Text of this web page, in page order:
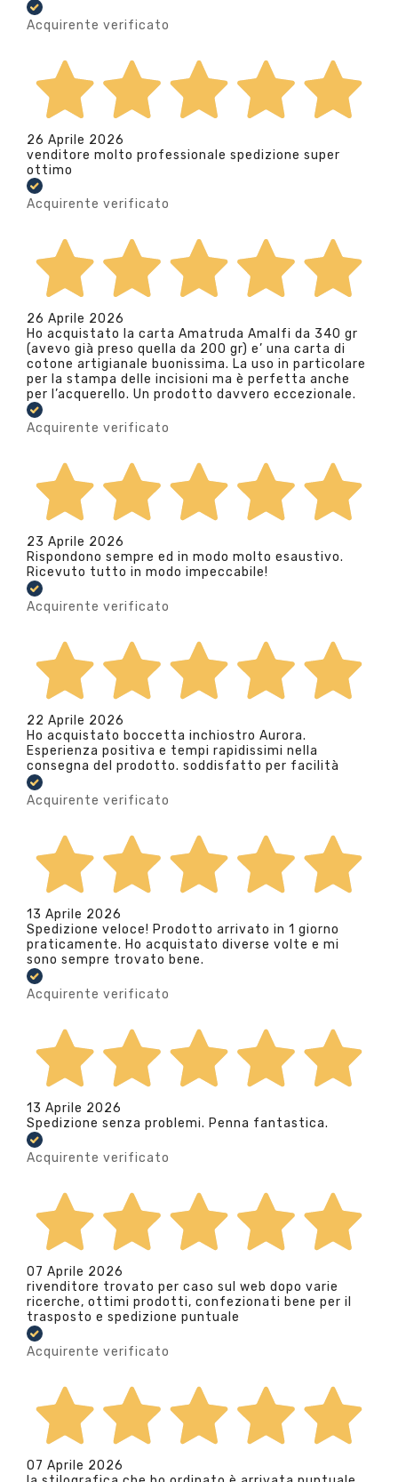
Acquirente verificato
26 Aprile 2026
venditore molto professionale spedizione super
ottimo
Acquirente verificato
26 Aprile 2026
Ho acquistato la carta Amatruda Amalfi da 340 gr
(avevo già preso quella da 200 gr) e’ una carta di
cotone artigianale buonissima. La uso in particolare
per la stampa delle incisioni ma è perfetta anche
per l’acquerello. Un prodotto davvero eccezionale.
Acquirente verificato
23 Aprile 2026
Rispondono sempre ed in modo molto esaustivo.
Ricevuto tutto in modo impeccabile!
Acquirente verificato
22 Aprile 2026
Ho acquistato boccetta inchiostro Aurora.
Esperienza positiva e tempi rapidissimi nella
consegna del prodotto. soddisfatto per facilità
Acquirente verificato
13 Aprile 2026
Spedizione veloce! Prodotto arrivato in 1 giorno
praticamente. Ho acquistato diverse volte e mi
sono sempre trovato bene.
Acquirente verificato
13 Aprile 2026
Spedizione senza problemi. Penna fantastica.
Acquirente verificato
07 Aprile 2026
rivenditore trovato per caso sul web dopo varie
ricerche, ottimi prodotti, confezionati bene per il
trasposto e spedizione puntuale
Acquirente verificato
07 Aprile 2026